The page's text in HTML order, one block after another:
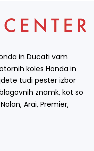
in Ducati vam
koles Honda in
tudi pester izbor
znamk, kot so
Arai, Premier,